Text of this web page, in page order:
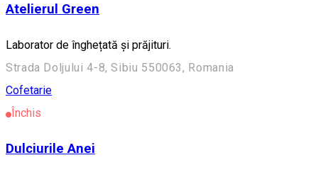
Atelierul Green
Laborator de înghețată și prăjituri.
Strada Doljului 4-8, Sibiu 550063, Romania
Cofetarie
Închis
Dulciurile Anei